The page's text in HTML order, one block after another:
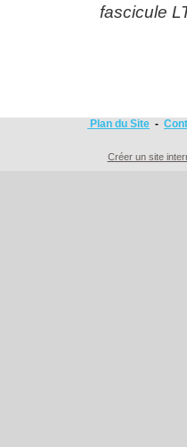
fascicule
Plan du Site -
Créer un site